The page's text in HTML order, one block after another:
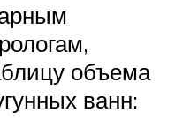
объема
ванн: